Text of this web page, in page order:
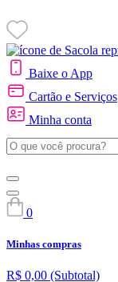
Baixe o App
Cartão e Serviços
Minha conta
0
Minhas compras
R$ 0,00 (Subtotal)